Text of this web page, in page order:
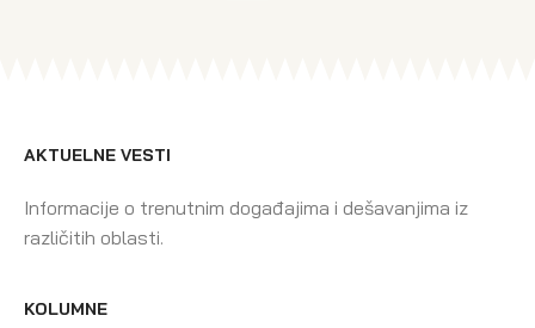
AKTUELNE VESTI
Informacije o trenutnim događajima i dešavanjima iz
različitih oblasti.
KOLUMNE